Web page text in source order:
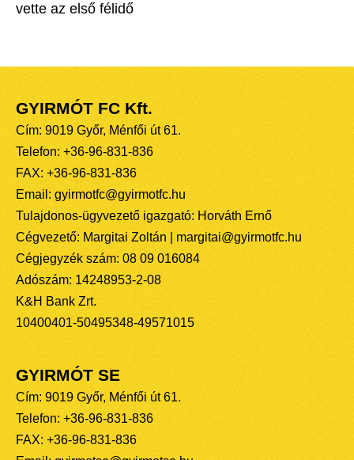
vette az első félidő
GYIRMÓT FC Kft.
Cím: 9019 Győr, Ménfői út 61.
Telefon: +36-96-831-836
FAX: +36-96-831-836
Email: gyirmotfc@gyirmotfc.hu
Tulajdonos-ügyvezető igazgató: Horváth Ernő
Cégvezető: Margitai Zoltán | margitai@gyirmotfc.hu
Cégjegyzék szám: 08 09 016084
Adószám: 14248953-2-08
K&H Bank Zrt.
10400401-50495348-49571015
GYIRMÓT SE
Cím: 9019 Győr, Ménfői út 61.
Telefon: +36-96-831-836
FAX: +36-96-831-836